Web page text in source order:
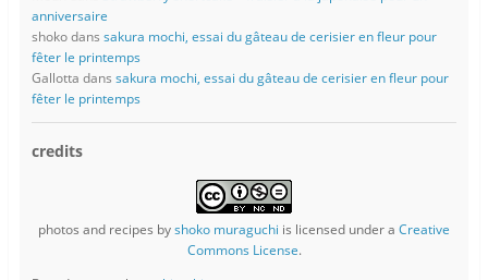
anniversaire
shokodans sakura mochi, essai du gâteau de cerisier en fleur pour
fêter le printemps
Gallotta dans sakura mochi, essai du gâteau de cerisier en fleur pour
fêter le printemps
credits
photos and recipes byshoko muraguchi is licensed under a Creative
Commons License.